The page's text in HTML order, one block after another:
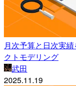
月次予算と日次実
クトモデリング
武田
2025.11.19